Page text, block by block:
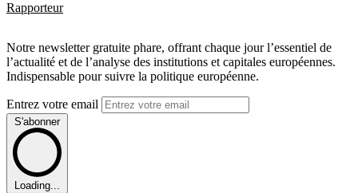
Rapporteur
Notre newsletter gratuite phare, offrant chaque jour l’essentiel de
l’actualité et de l’analyse des institutions et capitales européennes.
Indispensable pour suivre la politique européenne.
Entrez votre email
S'abonner
Loading...